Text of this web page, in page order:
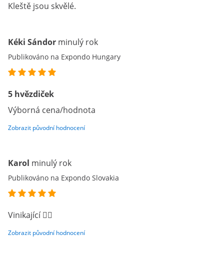
Kleště jsou skvělé.
Kéki Sándor minulý rok
Publikováno na Expondo Hungary
5 hvězdiček
Výborná cena/hodnota
Zobrazit původní hodnocení
Karol minulý rok
Publikováno na Expondo Slovakia
Vinikající 👍🏻
Zobrazit původní hodnocení